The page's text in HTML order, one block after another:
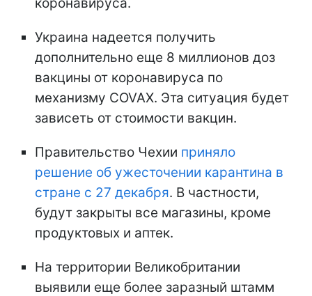
Украина надеется получить
дополнительно еще 8 миллионов доз
вакцины от коронавируса по
механизму COVAX. Эта ситуация будет
зависеть от стоимости вакцин.
Правительство Чехии приняло
решение об ужесточении карантина в
стране с 27 декабря. В частности,
будут закрыты все магазины, кроме
продуктовых и аптек.
На территории Великобритании
выявили еще более заразный штамм